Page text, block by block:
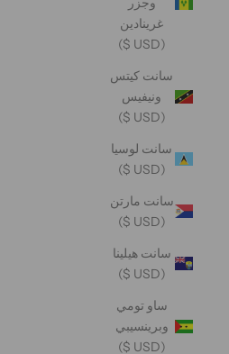
غرينادين
(USD $)
سانت كيتس
ونيفيس
(USD $)
سانت لوسيا
(USD $)
سانت مارتن
(USD $)
سانت هيلينا
(USD $)
ساو تومي
وبرينسيبي
(USD $)